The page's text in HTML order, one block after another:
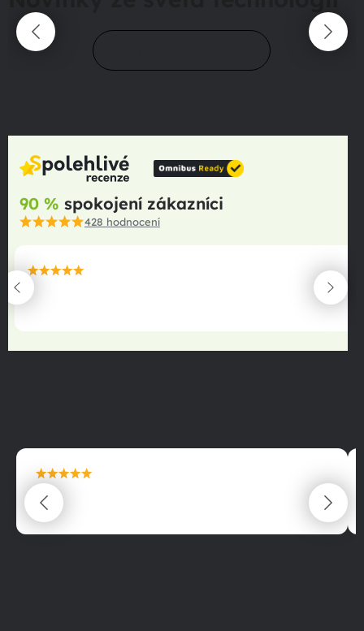
90 % spokojení zákazníci
428 hodnocení
maximální spokojenost
22.06.2025
maximální spokojenost
22.06.2025